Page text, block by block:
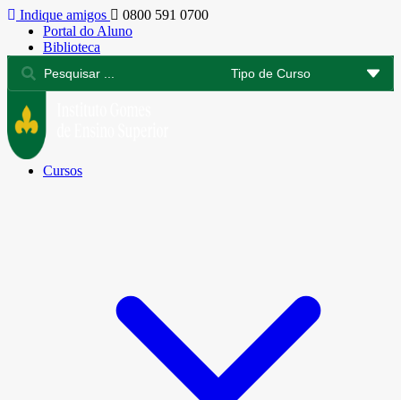
Indique amigos
0800 591 0700
Portal do Aluno
Biblioteca
Cursos